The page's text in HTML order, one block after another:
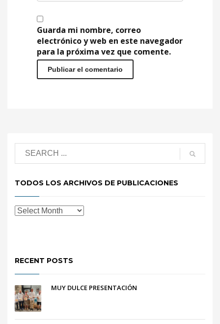
Guarda mi nombre, correo
electrónico y web en este navegador
para la próxima vez que comente.
TODOS LOS ARCHIVOS DE PUBLICACIONES
RECENT POSTS
MUY DULCE PRESENTACIÓN